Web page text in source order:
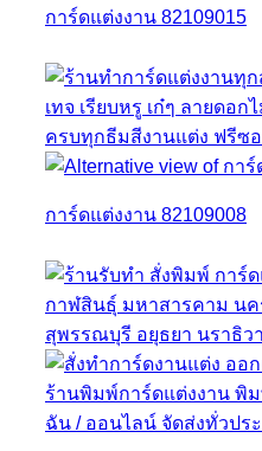
การ์ดแต่งงาน 82109015
การ์ดแต่งงาน 82109008